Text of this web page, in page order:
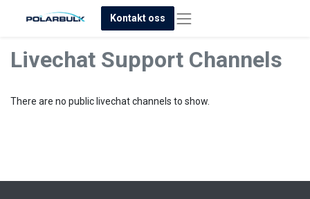
Kontakt oss
Livechat Support Channels
There are no public livechat channels to show.